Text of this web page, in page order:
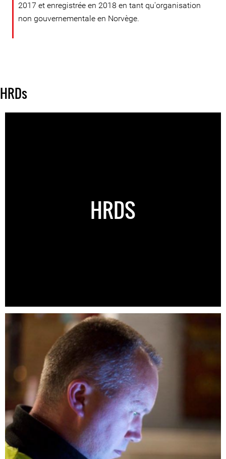
2017 et enregistrée en 2018 en tant qu'organisation
non gouvernementale en Norvège.
HRDs
HRDS